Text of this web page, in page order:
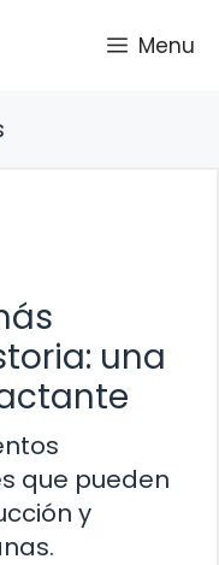
Menu
una
que pueden
y